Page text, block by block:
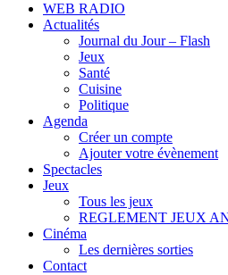
WEB RADIO
Actualités
Journal du Jour – Flash
Jeux
Santé
Cuisine
Politique
Agenda
Créer un compte
Ajouter votre évènement
Spectacles
Jeux
Tous les jeux
REGLEMENT JEUX
Cinéma
Les dernières sorties
Contact